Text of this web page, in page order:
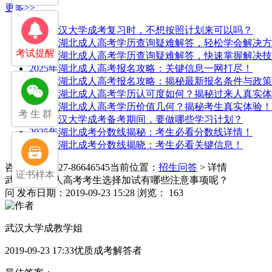
更多>>
25年武汉大学成考复习时，不想按照计划来可以吗？
2025年湖北成人高考学历查询疑难解答，轻松学会解决方
2025年湖北成人高考学历查询疑难解答，快速掌握解决技
2025年湖北成人高考报名攻略：关键信息一网打尽！
2025年湖北成人高考报名攻略：揭秘最新报名条件与政策
2025年湖北成人高考学历认可度如何？揭秘过来人真实体
2025年湖北成人高考学历价值几何？揭秘考生真实体验！
25年武汉大学成考备考期间，要做哪些学习计划？
2025年湖北成考分数线揭秘：考生必看分数线详情！
2025年湖北成考分数线揭晓：考生必看关键信息！
咨询电话：027-86646545当前位置： 招生问答 > 详情
武汉大学成人高考考生选择加试有哪些注意事项呢？
问 发布日期：2019-09-23 15:28 浏览： 163
武汉大学成教学姐
2019-09-23 17:33优质成考解答者
考试提醒
考 生 群
证书样本